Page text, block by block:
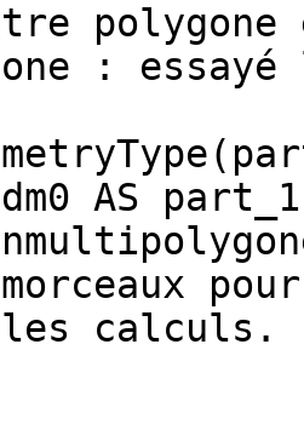
: essayé
AS part_1
pour
calculs.